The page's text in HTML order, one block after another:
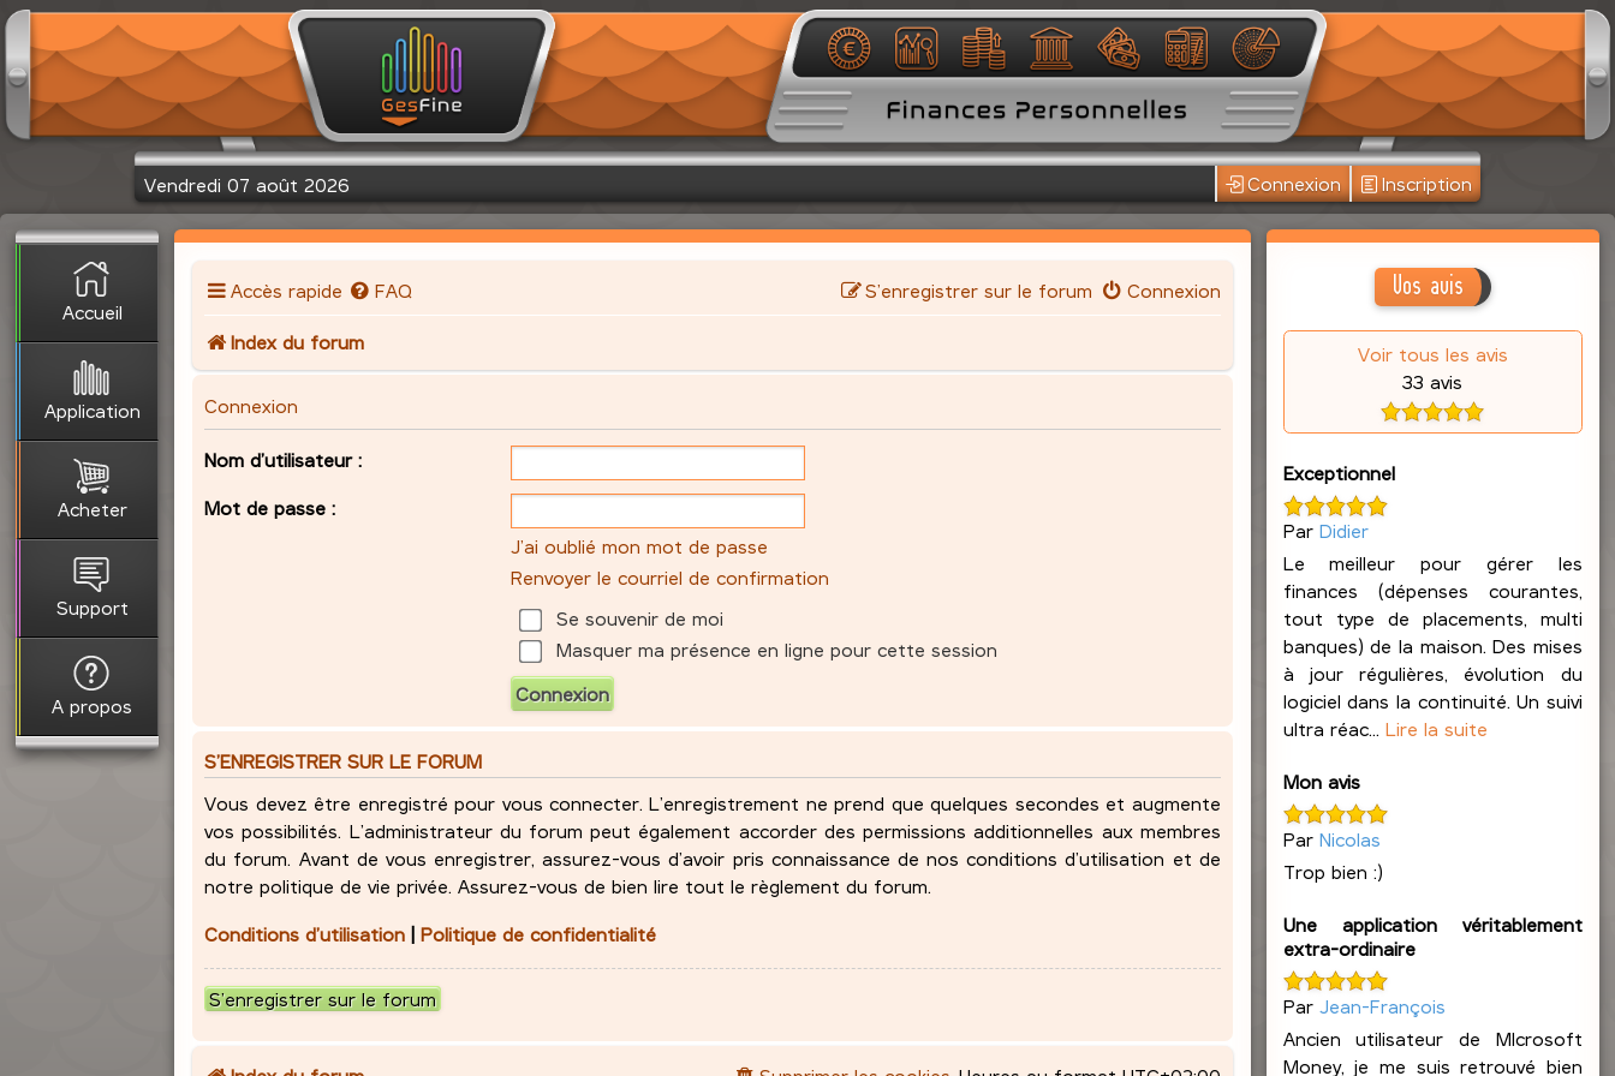
Vendredi 07 août 2026 Connexion Inscription
Accueil
Application
Acheter
Support
A propos
Accès rapide FAQ Connexion
S’enregistrer sur le forum
Index du forum
Connexion
Nom d’utilisateur :
Mot de passe :
J’ai oublié mon mot de passe
Renvoyer le courriel de confirmation
Se souvenir de moi
Masquer ma présence en ligne pour cette session
S’ENREGISTRER SUR LE FORUM
Vous devez être enregistré pour vous connecter. L’enregistrement ne prend que quelques secondes et augmente
vos possibilités. L’administrateur du forum peut également accorder des permissions additionnelles aux membres
du forum. Avant de vous enregistrer, assurez-vous d’avoir pris connaissance de nos conditions d’utilisation et de
notre politique de vie privée. Assurez-vous de bien lire tout le règlement du forum.
Conditions d’utilisation |Politique de confidentialité
S’enregistrer sur le forum
Vos avis
Voir tous les avis
33 avis
Exceptionnel
Par Didier
Le meilleur pour gérer les
finances (dépenses courantes,
tout type de placements, multi
banques) de la maison. Des mises
à jour régulières, évolution du
logiciel dans la continuité. Un suivi
ultra réac... Lire la suite
Mon avis
Par Nicolas
Trop bien :)
Une application véritablement
extra-ordinaire
Par Jean-François
Ancien utilisateur de MIcrosoft
Money, je me suis retrouvé bien